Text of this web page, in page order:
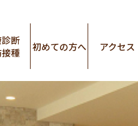
断
種
初めての方へ アクセス